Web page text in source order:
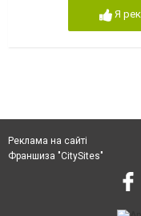
Я
Реклама на сайті
Франшиза "CitySites"